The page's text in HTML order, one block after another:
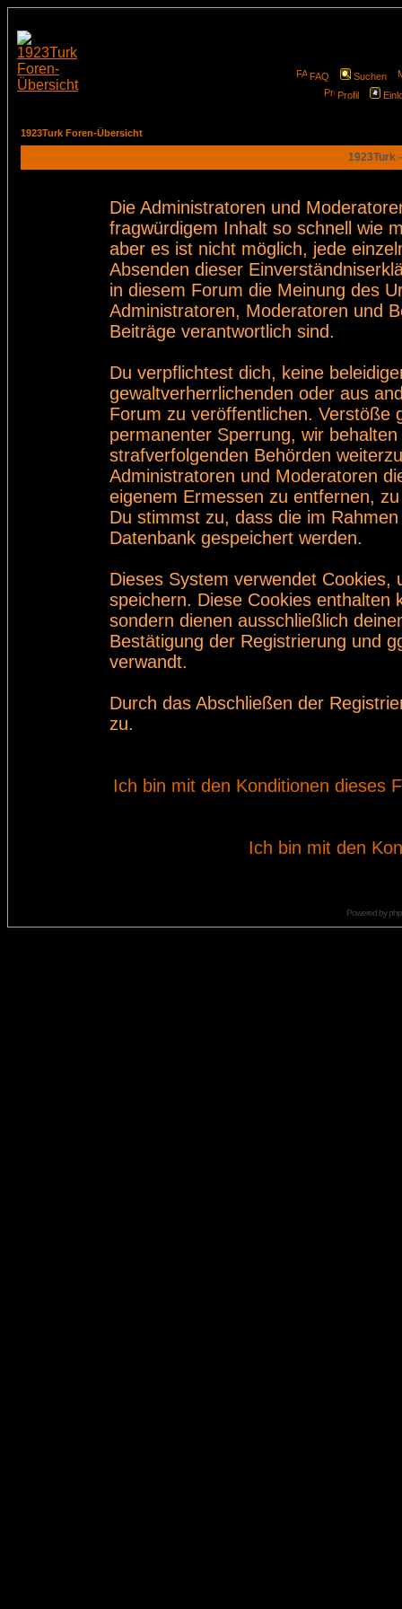
FAQ
Suchen
Profil
1923Turk Foren-Übersicht
1923Turk
Die Administratoren und
fragwürdigem Inhalt so schnell wie
aber es ist nicht möglich, jede
Absenden dieser
in diesem Forum die Meinung des
Administratoren, Moderatoren und
Beiträge verantwortlich sind.
Du verpflichtest dich, keine
gewaltverherrlichenden oder aus
Forum zu veröffentlichen. Verstöße
permanenter Sperrung, wir
strafverfolgenden Behörden
Administratoren und Moderatoren
eigenem Ermessen zu entfernen,
Du stimmst zu, dass die im
Datenbank gespeichert werden.
Dieses System verwendet
speichern. Diese Cookies enthalten
sondern dienen ausschließlich
Bestätigung der Registrierung und
verwandt.
Durch das Abschließen der
zu.
Ich bin mit den Konditionen dieses
Ich bin mit den
Powered by